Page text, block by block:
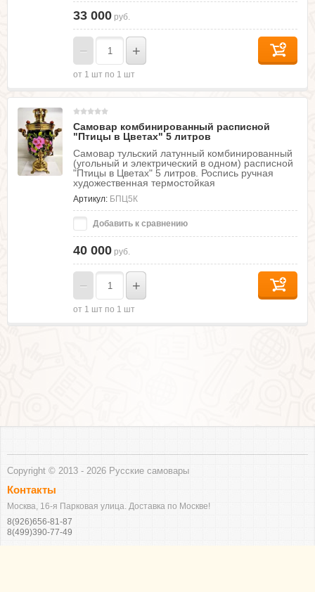
33 000 руб.
− +
от 1 шт по 1 шт
Самовар комбинированный расписной
"Птицы в Цветах" 5 литров
Самовар тульский латунный комбинированный
(угольный и электрический в одном) расписной
"Птицы в Цветах" 5 литров. Роспись ручная
художественная термостойкая
Артикул: БПЦ5К
Добавить к сравнению
40 000 руб.
− +
от 1 шт по 1 шт
Copyright © 2013 - 2026 Русские самовары
Контакты
Москва, 16-я Парковая улица. Доставка по Москве!
8(926)656-81-87
8(499)390-77-49